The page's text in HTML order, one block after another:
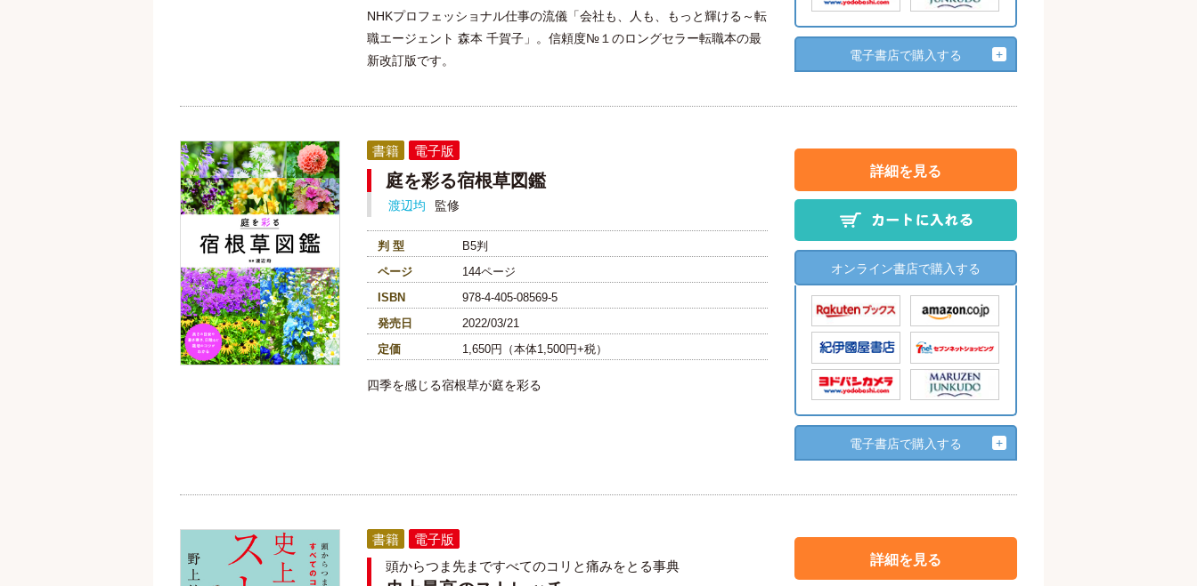
NHKプロフェッショナル仕事の流儀「会社も、人も、もっと輝ける～転
職エージェント 森本 千賀子」。信頼度№１のロングセラー転職本の最
新改訂版です。
電子書店で購入する
書籍 電子版
庭を彩る宿根草図鑑
渡辺均 監修
判 型
B5判
ページ
144ページ
ISBN
978-4-405-08569-5
発売日
2022/03/21
定価
1,650円（本体1,500円+税）
四季を感じる宿根草が庭を彩る
詳細を見る
オンライン書店で購入する
電子書店で購入する
書籍
電子版
頭からつま先まですべてのコリと痛みをとる事典
詳細を見る